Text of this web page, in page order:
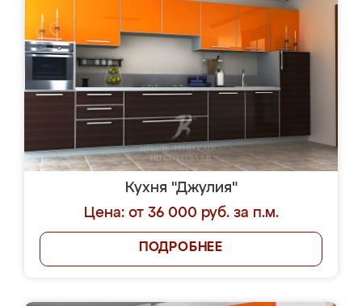
Кухня "Джулия"
Цена: от 36 000 руб. за п.м.
ПОДРОБНЕЕ